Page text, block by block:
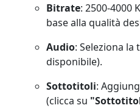
Bitrate: 2500-4000
base alla qualità
Audio: Seleziona la
disponibile).
Sottotitoli:
(clicca su